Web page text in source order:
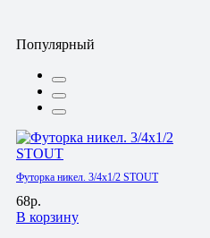
Популярный
Футорка никел. 3/4х1/2 STOUT
68р.
В корзину